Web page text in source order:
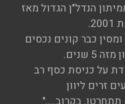
ממיתון הנדל"ן הגדול מאז
כבר קונים נכסים
5 שנים.
מלמדת על כניסת כסף רב
זרים ליוון